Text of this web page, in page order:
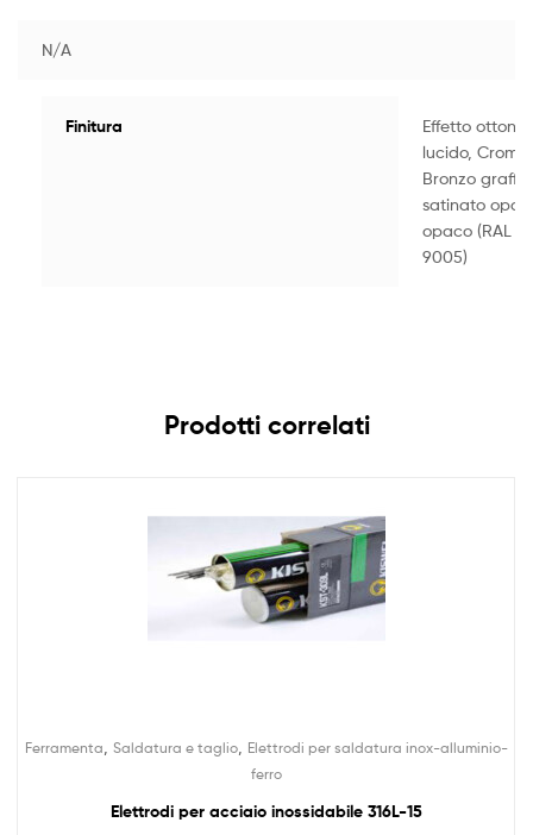
N/A
Finitura
Effetto ottone
lucido,
Bronzo
satinato
opaco (RAL
9005)
Prodotti correlati
Ferramenta Saldatura e taglio, Elettrodi per saldatura inox-alluminio-
ferro
Elettrodi per acciaio inossidabile 316L-15